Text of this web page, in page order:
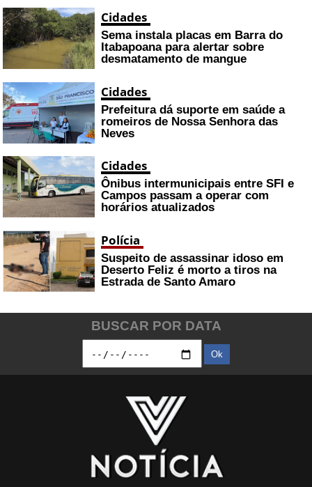
Cidades
Sema instala placas em Barra do
Itabapoana para alertar sobre
desmatamento de mangue
Cidades
Prefeitura dá suporte em saúde a
romeiros de Nossa Senhora das
Neves
Cidades
Ônibus intermunicipais entre SFI e
Campos passam a operar com
horários atualizados
Polícia
Suspeito de assassinar idoso em
Deserto Feliz é morto a tiros na
Estrada de Santo Amaro
BUSCAR POR DATA
Ok